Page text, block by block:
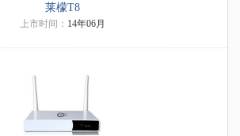
莱檬T8
上市时间： 14年06月